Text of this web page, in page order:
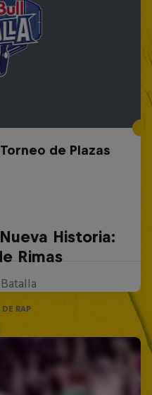
de Plazas
Historia:
Rimas
DE RAP